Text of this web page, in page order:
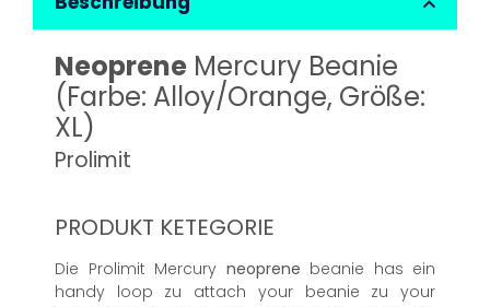
Neoprene Mercury Beanie
(Farbe: Alloy/Orange, Größe:
XL)
Prolimit
PRODUKT KETEGORIE
Die Prolimit Mercury neoprene beanie has ein
handy loop zu attach your beanie zu your